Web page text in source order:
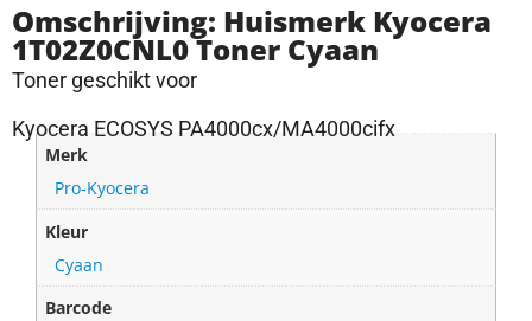
Omschrijving: Huismerk Kyocera
1T02Z0CNL0 Toner Cyaan
Toner geschikt voor
Kyocera ECOSYS PA4000cx/MA4000cifx
Merk
Pro-Kyocera
Kleur
Cyaan
Barcode